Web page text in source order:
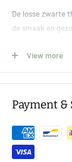
De losse zwarte
de smaak en
CO2 trekt de
de
intact en
De Decaf Blend
bedekt met
smaken aan
View more
Payment